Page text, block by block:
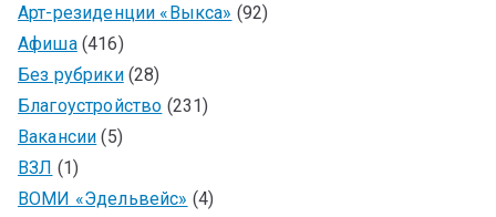
Арт-резиденции «Выкса» (92)
Афиша(416)
Без рубрики(28)
Благоустройство (231)
Вакансии (5)
ВЗЛ (1)
ВОМИ «Эдельвейс» (4)